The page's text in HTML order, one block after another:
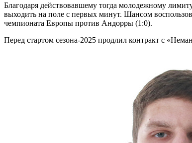
Благодаря действовавшему тогда молодежному
выходить на поле с первых минут. Шансом
чемпионата Европы против Андорры (1:0).
Перед стартом сезона-2025 продлил контракт с